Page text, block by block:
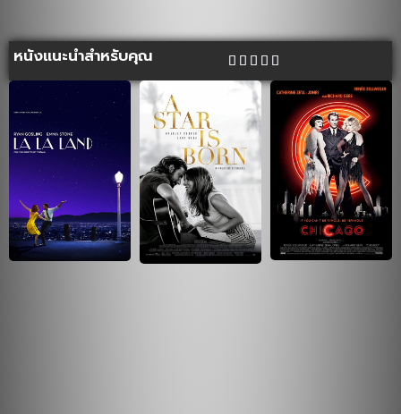
หนังแนะนำสำหรับคุณ     